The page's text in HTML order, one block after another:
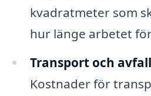
kvadratmeter som
hur länge arbetet
Transport och
Kostnader för